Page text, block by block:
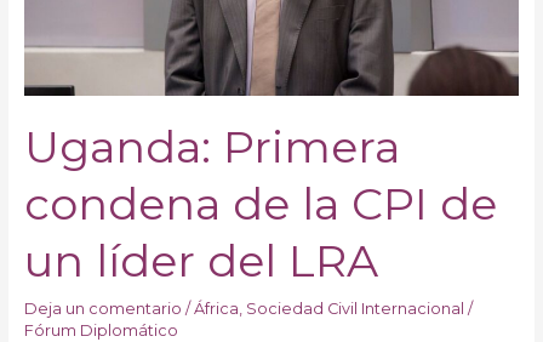
Uganda: Primera
condena de la CPI de
un líder del LRA
Deja un comentario / África, Sociedad Civil Internacional /
Fórum Diplomático